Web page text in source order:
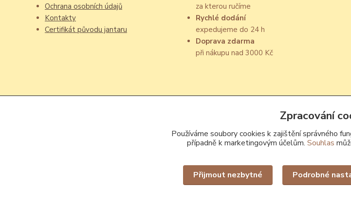
Ochrana osobních údajů
Kontakty
Certifikát původu jantaru
za kterou ručíme
Rychlé dodání
expedujeme do 24 h
Doprava zdarma
při nákupu nad 3000 Kč
Upravit sběr
Zpracování
Používáme soubory cookies k zajištění správného
případně k marketingovým účelům. Souhlas
Přijmout nezbytné Podrobné